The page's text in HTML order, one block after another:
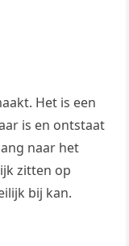
Het is een
is en ontstaat
naar het
zitten op
bij kan.